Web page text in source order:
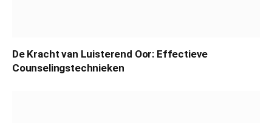
De Kracht van Luisterend Oor: Effectieve
Counselingstechnieken